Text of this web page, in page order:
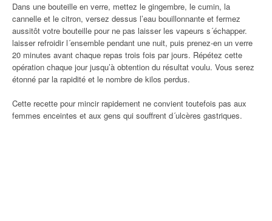
Dans une bouteille en verre, mettez le gingembre, le cumin, la
cannelle et le citron, versez dessus l’eau bouillonnante et fermez
aussitôt votre bouteille pour ne pas laisser les vapeurs s´échapper.
laisser refroidir l´ensemble pendant une nuit, puis prenez-en un verre
20 minutes avant chaque repas trois fois par jours. Répétez cette
opération chaque jour jusqu’à obtention du résultat voulu. Vous serez
étonné par la rapidité et le nombre de kilos perdus.
Cette recette pour mincir rapidement ne convient toutefois pas aux
femmes enceintes et aux gens qui souffrent d´ulcères gastriques.